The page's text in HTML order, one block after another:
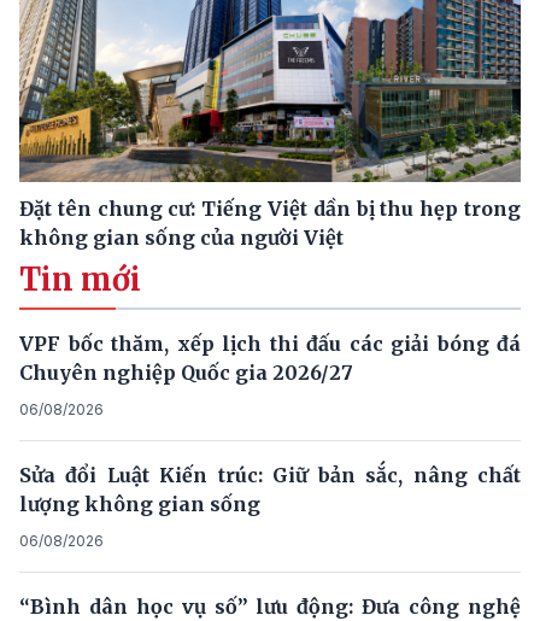
Đặt tên chung cư: Tiếng Việt dần bị thu hẹp trong
không gian sống của người Việt
Tin mới
VPF bốc thăm, xếp lịch thi đấu các giải bóng đá
Chuyên nghiệp Quốc gia 2026/27
06/08/2026
Sửa đổi Luật Kiến trúc: Giữ bản sắc, nâng chất
lượng không gian sống
06/08/2026
“Bình dân học vụ số” lưu động: Đưa công nghệ